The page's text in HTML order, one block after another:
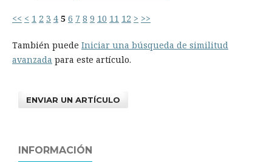
<< < 1 2 3 4 5 6 7 8 9 10 11 12 > >>
También puede Iniciar una búsqueda de similitud
avanzada para este artículo.
ENVIAR UN ARTÍCULO
INFORMACIÓN